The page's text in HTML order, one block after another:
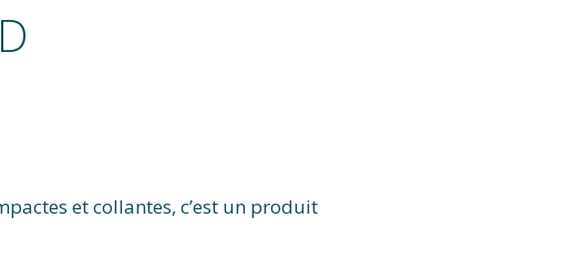
et collantes, c’est un produit